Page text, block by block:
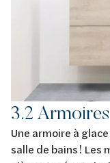
3.2
Une armoire à
salle de bains !